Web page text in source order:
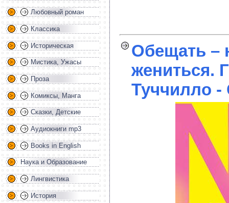
Любовный роман
Классика
Историческая
Мистика, Ужасы
Проза
Комиксы, Манга
Сказки, Детские
Аудиокниги mp3
Books in English
Наука и Образование
Лингвистика
История
Обещать –
жениться.
Туччилло -